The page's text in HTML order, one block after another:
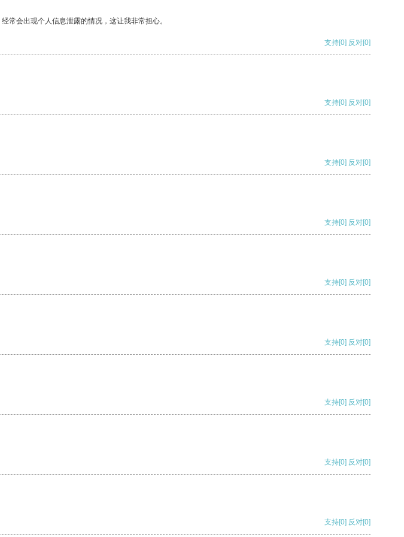
常会出现个人信息泄露的情况，这让我非常担心。
支持[0] 反对[0]
支持[0] 反对[0]
支持[0] 反对[0]
支持[0] 反对[0]
支持[0] 反对[0]
支持[0] 反对[0]
支持[0] 反对[0]
支持[0] 反对[0]
支持[0] 反对[0]